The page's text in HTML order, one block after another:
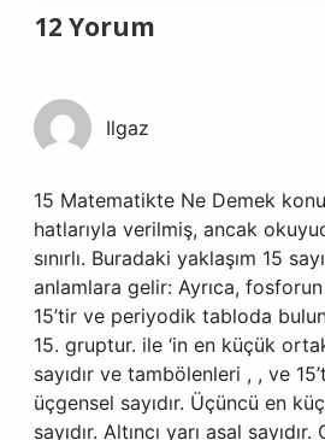
12 Yorum
Ilgaz
15 Matematikte Ne Demek
hatlarıyla verilmiş, ancak
sınırlı. Buradaki yaklaşım 15
anlamlara gelir: Ayrıca,
15’tir ve periyodik tabloda
15. gruptur. ile ‘in en küçük
sayıdır ve tambölenleri , , ve
üçgensel sayıdır. Üçüncü en
sayıdır. Altıncı yarı asal